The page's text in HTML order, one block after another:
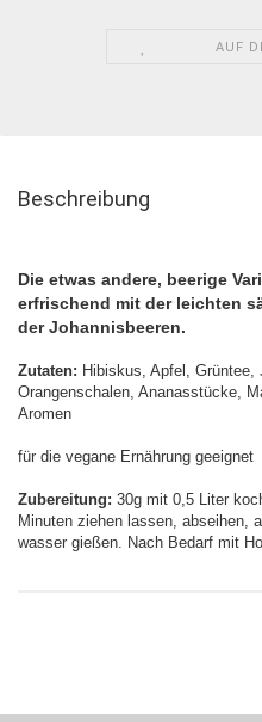
AUF
Beschreibung
Die etwas andere, beerige
erfrischend mit der leichten
der Johannisbeeren.
Zutaten: Hibiskus, Apfel, Grüntee,
Orangenschalen, Ananasstücke,
Aromen
für die vegane Ernährung geeignet
Zubereitung: 30g mit 0,5 Liter
Minuten ziehen lassen, abseihen,
wasser gießen. Nach Bedarf mit